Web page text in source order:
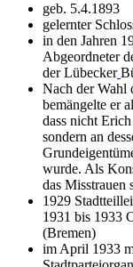
geb. 5.4.1893
gelernter
in den Jahren
Abgeordneter
der Lübecker
Nach der Wahl
bemängelte er
dass nicht
sondern an
wurde. Als
das Misstrauen
1929
1931 bis 1933
(Bremen)
im April 1933